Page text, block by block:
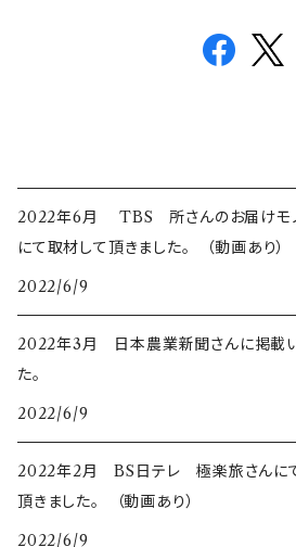
2022年6月 TBS 所さんのお届けモ
にて取材して頂きました。 （動画あり）
2022/6/9
2022年3月 日本農業新聞さんに掲載
た。
2022/6/9
2022年2月 BS日テレ 極楽旅さんに
頂きました。 （動画あり）
2022/6/9